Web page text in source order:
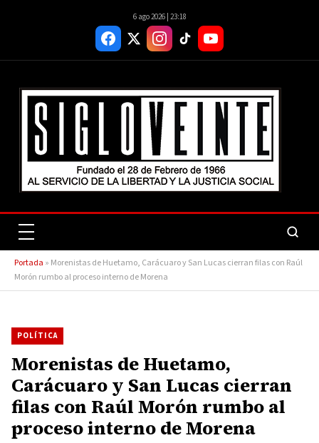
6 ago 2026 | 23:18
Portada » Morenistas de Huetamo, Carácuaro y San Lucas cierran filas con Raúl
Morón rumbo al proceso interno de Morena
POLÍTICA
Morenistas de Huetamo,
Carácuaro y San Lucas cierran
filas con Raúl Morón rumbo al
proceso interno de Morena